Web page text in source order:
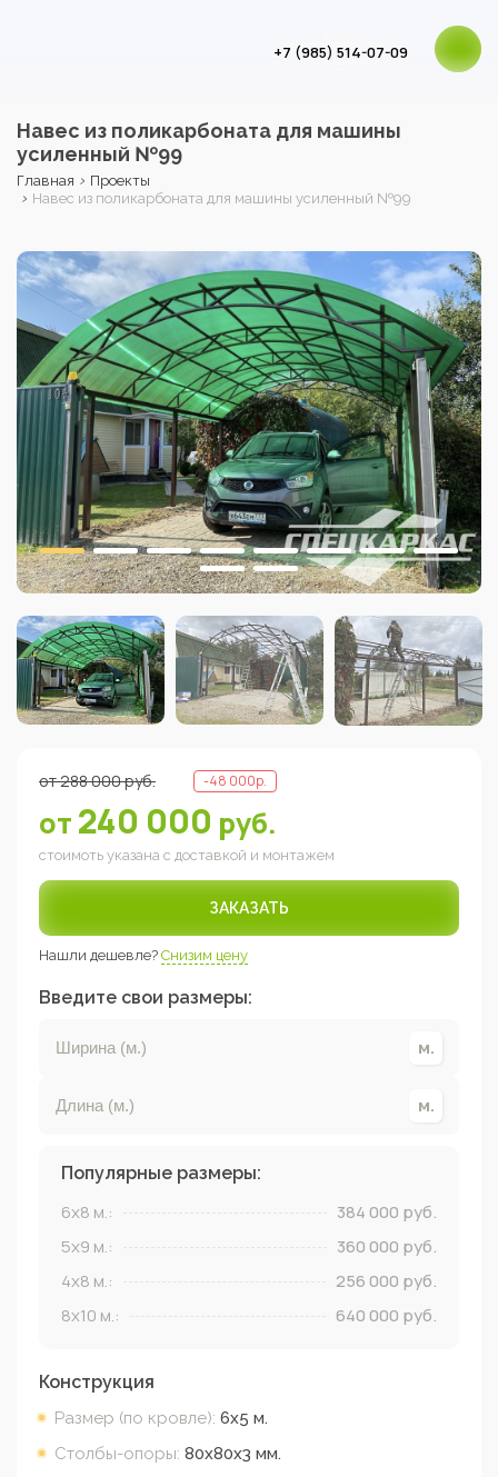
+7 (985) 514-07-09
Навес из поликарбоната для машины
усиленный №99
Главная › Проекты
› Навес из поликарбоната для машины усиленный №99
от288 000руб. -48 000р.
от 240 000 руб.
стоимоть указана с доставкой и монтажем
ЗАКАЗАТЬ
Нашли дешевле? Снизим цену
Введите свои размеры:
Популярные размеры:
6x8 м.: 384 000 руб.
5x9 м.: 360 000 руб.
4x8 м.: 256 000 руб.
8x10 м.: 640 000 руб.
Конструкция
Размер (по кровле): 6х5 м.
Столбы-опоры: 80х80х3 мм.